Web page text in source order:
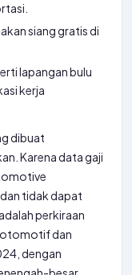
siang gratis di
lapangan bulu
kerja
dibuat
Karena data gaji
tidak dapat
perkiraan
otomotif dan
dengan